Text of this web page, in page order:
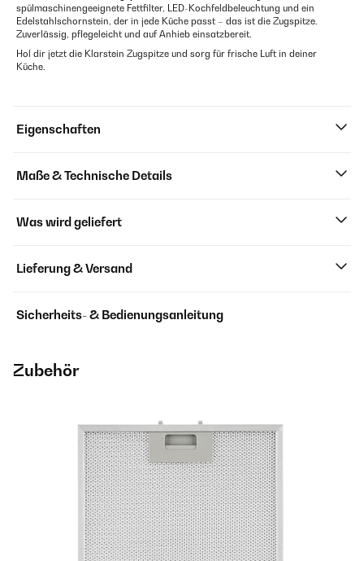
spülmaschinengeeignete Fettfilter, LED-Kochfeldbeleuchtung und ein
Edelstahlschornstein, der in jede Küche passt – das ist die Zugspitze.
Zuverlässig, pflegeleicht und auf Anhieb einsatzbereit.
Hol dir jetzt die Klarstein Zugspitze und sorg für frische Luft in deiner
Küche.
Eigenschaften
Maße & Technische Details
Was wird geliefert
Lieferung & Versand
Sicherheits- & Bedienungsanleitung
Zubehör